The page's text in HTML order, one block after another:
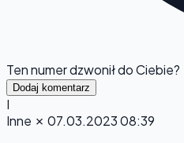
Ten numer dzwonił do Ciebie?
Dodaj komentarz
I
Inne ✗ 07.03.2023 08:39